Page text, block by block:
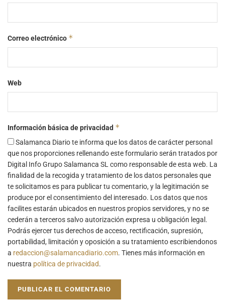
Correo electrónico *
Web
Información básica de privacidad *
Salamanca Diario te informa que los datos de carácter personal
que nos proporciones rellenando este formulario serán tratados por
Digital Info Grupo Salamanca SL como responsable de esta web. La
finalidad de la recogida y tratamiento de los datos personales que
te solicitamos es para publicar tu comentario, y la legitimación se
produce por el consentimiento del interesado. Los datos que nos
facilites estarán ubicados en nuestros propios servidores, y no se
cederán a terceros salvo autorización expresa u obligación legal.
Podrás ejercer tus derechos de acceso, rectificación, supresión,
portabilidad, limitación y oposición a su tratamiento escribiendonos
a redaccion@salamancadiario.com. Tienes más información en
nuestra política de privacidad.